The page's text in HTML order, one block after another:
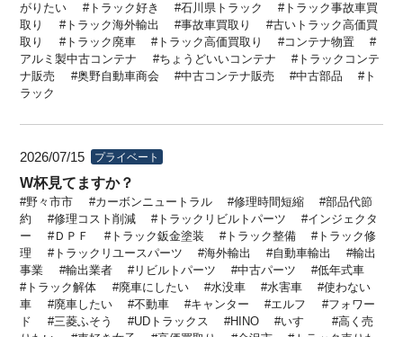
がりたい
トラック好き 石川県トラック
トラック事故車買
取り
トラック海外輸出 事故車買取り
古いトラック高価買
取り
トラック廃車 トラック高価買取り
コンテナ物置
アルミ製中古コンテナ
ちょうどいいコンテナ
トラックコンテ
ナ販売
奥野自動車商会 中古コンテナ販売 中古部品
ト
ラック
2026/07/15 プライベート
W杯見てますか？
野々市市 カーボンニュートラル 修理時間短縮
部品代節
約
修理コスト削減 トラックリビルトパーツ
インジェクタ
ー
ＤＰＦ トラック鈑金塗装 トラック整備
トラック修
理
トラックリユースパーツ 海外輸出 自動車輸出
輸出
事業
輸出業者 リビルトパーツ 中古パーツ
低年式車
トラック解体
廃車にしたい 水没車 水害車
使わない
車
廃車したい 不動車 キャンター エルフ
フォワー
ド
三菱ふそう UDトラックス HINO いすゞ
高く売